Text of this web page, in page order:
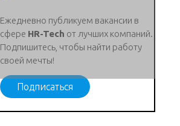
Ежедневно публикуем вакансии в
сфере HR-Tech от лучших компаний.
Подпишитесь, чтобы найти работу
своей мечты!
Подписаться